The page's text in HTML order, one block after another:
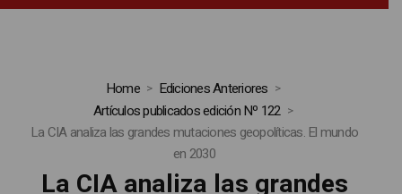
Home
Ediciones Anteriores
Artículos publicados edición Nº 122
La CIA analiza las grandes mutaciones geopolíticas. El mundo
en 2030
La CIA analiza las grandes